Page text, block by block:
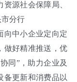
源社会保障局、
分行
向中小企业定向定
做好精准推送，优
同”，助力企业及
备更新和消费品以